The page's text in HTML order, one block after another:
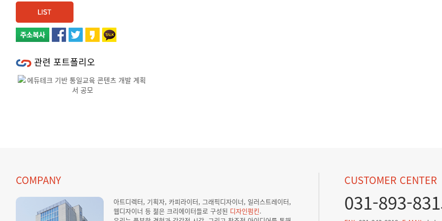
관련 포트폴리오
COMPANY
아트디렉터, 기획자, 카피라이터, 그래픽디자이너, 일러스트레이터,
웹디자이너 등 젊은 크리에이터들로 구성된 디자인펌킨.
CUSTOMER CENTER
031-893-